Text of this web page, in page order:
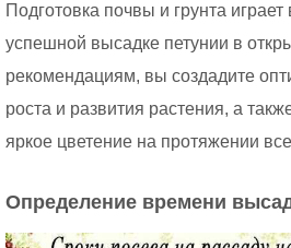
Подготовка почвы и грунта
успешной высадке петунии в
рекомендациям, вы создадите
роста и развития растения, а
яркое цветение на протяжении
Определение времени